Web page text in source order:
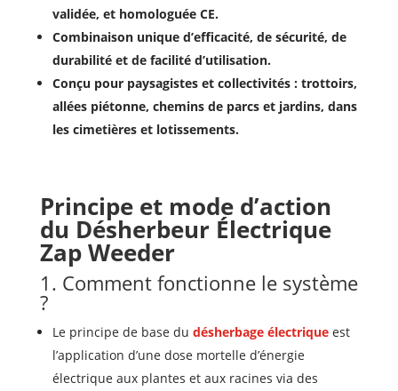
validée, et homologuée CE.
Combinaison unique d’efficacité, de sécurité, de
durabilité et de facilité d’utilisation.
Conçu pour paysagistes et collectivités : trottoirs,
alléespiétonne, chemins de parcs et jardins, dans
les cimetières et lotissements.
Principe et mode d’action
du Désherbeur Électrique
Zap Weeder
1. Comment fonctionne le système
?
Le principe de base du désherbage électriqueest
l’application d’une dose mortelle d’énergie
électrique aux plantes et aux racines via des